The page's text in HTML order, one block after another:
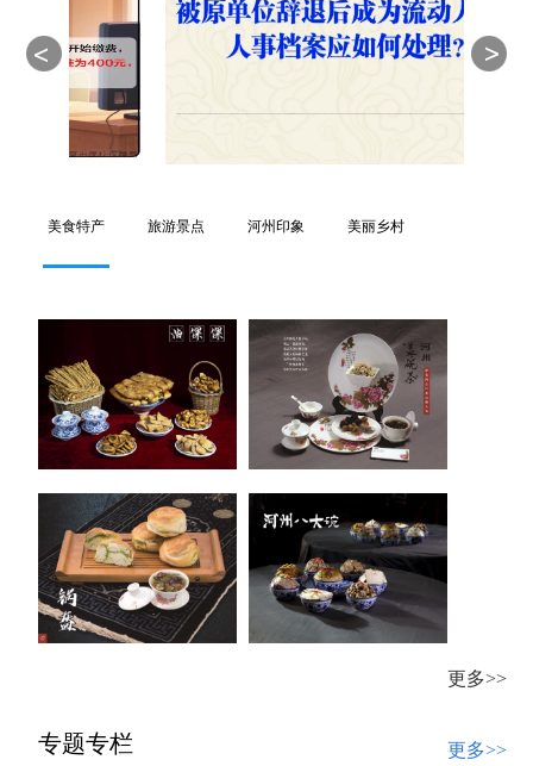
美食特产 旅游景点 河州印象 美丽乡村
更多>>
专题专栏 更多>>